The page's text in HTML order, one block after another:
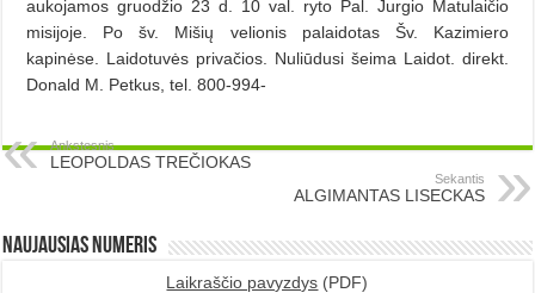
aukojamos gruodžio 23 d. 10 val. ryto Pal. Jurgio Matulaičio
misijoje. Po šv. Mišių velionis palaidotas Šv. Kazimiero
kapinėse. Laidotuvės privačios. Nuliūdusi šeima Laidot. direkt.
Donald M. Petkus, tel. 800-994-
Ankstesnis
LEOPOLDAS TREČIOKAS
Sekantis
ALGIMANTAS LISECKAS
Naujausias numeris
Laikraščio pavyzdys (PDF)